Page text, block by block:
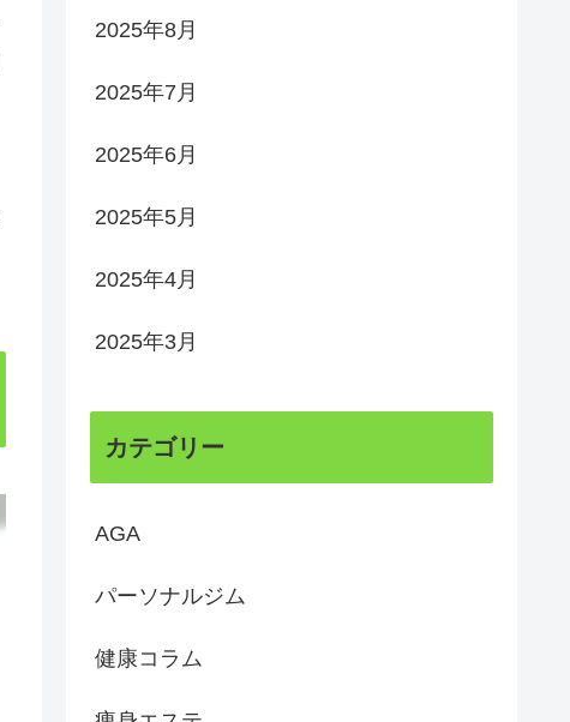
2025年8月
2025年7月
2025年6月
2025年5月
2025年4月
2025年3月
カテゴリー
AGA
パーソナルジム
健康コラム